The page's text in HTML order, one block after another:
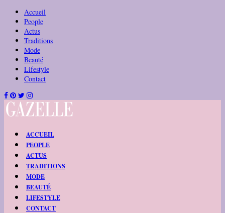
Accueil
People
Actus
Traditions
Mode
Beauté
Lifestyle
Contact
ACCUEIL
PEOPLE
ACTUS
TRADITIONS
MODE
BEAUTÉ
LIFESTYLE
CONTACT